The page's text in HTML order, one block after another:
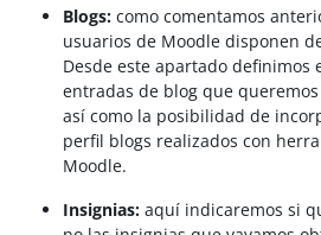
Blogs:como comentamos
usuarios de Moodle disponen
Desde este apartado definimos
entradas de blog que
así como la posibilidad de
perfil blogs realizados con
Moodle.
Insignias:aquí indicaremos si